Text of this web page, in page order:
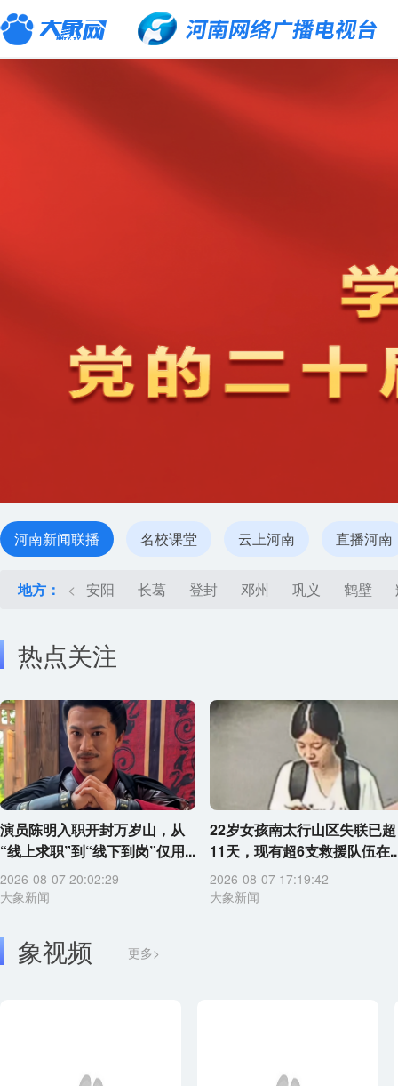
河南新闻联播 名校课堂 云上河南 直播河南
地方： < 安阳 长葛 登封 邓州 巩义 鹤壁
热点关注
演员陈明入职开封万岁山，从
“线上求职”到“线下到岗”仅用...
2026-08-07 20:02:29
大象新闻
22岁女孩南太行山区失联已超
11天，现有超6支救援队伍在
2026-08-07 17:19:42
大象新闻
象视频 更多>